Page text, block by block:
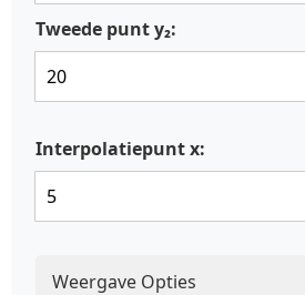
Tweede punt y₂:
Interpolatiepunt x:
Weergave Opties